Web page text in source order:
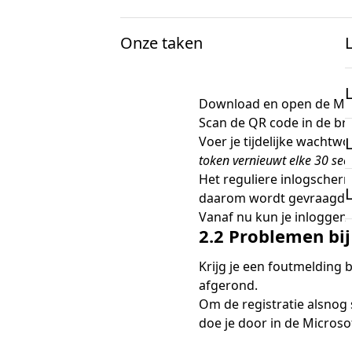
Onze taken
Over examens
mbo Nederlandse taal
mbo Engels
docentenparticipatie
onze expertise
Onderzoek
Open
je
Vul het tijdelijke
Open de ontvangen e-
Download en open de
Scan de QR code in de
Voer je tijdelijke
token vernieuwt elke 30
Het reguliere
daarom wordt gevraagd.
Vanaf nu kun je
2.2 Problemen
Krijg je een foutmelding
afgerond.
Om de registratie
doe je door in de